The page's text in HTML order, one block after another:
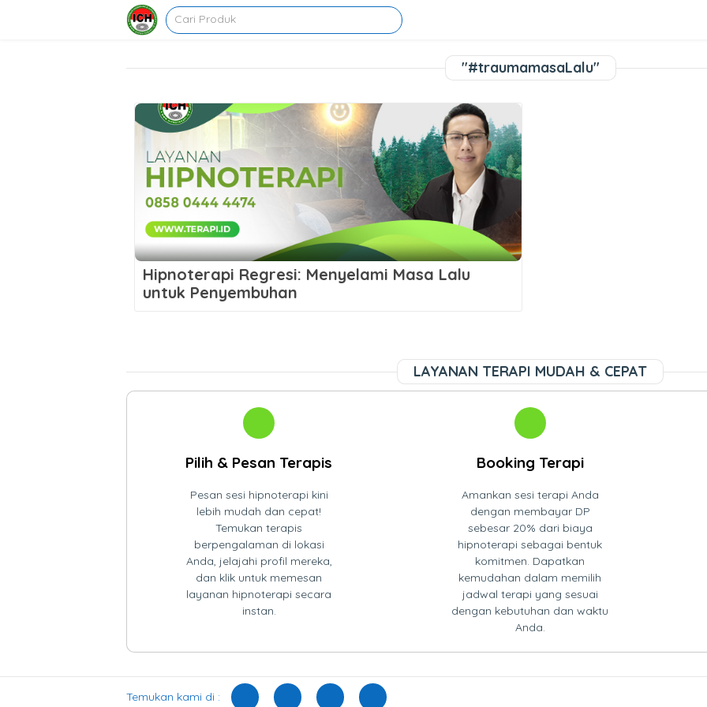
"#traumamasaLalu"
Hipnoterapi Regresi: Menyelami Masa Lalu
untuk Penyembuhan
LAYANAN TERAPI MUDAH & CEPAT
Pilih & Pesan Terapis
Pesan sesi hipnoterapi kini
lebih mudah dan cepat!
Temukan terapis
berpengalaman di lokasi
Anda, jelajahi profil mereka,
dan klik untuk memesan
layanan hipnoterapi secara
instan.
Booking Terapi
Amankan sesi terapi Anda
dengan membayar DP
sebesar 20% dari biaya
hipnoterapi sebagai bentuk
komitmen. Dapatkan
kemudahan dalam memilih
jadwal terapi yang sesuai
dengan kebutuhan dan waktu
Anda.
Temukan kami di :